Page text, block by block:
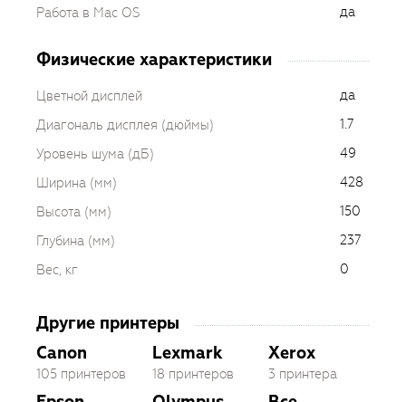
Работа в Mac OS
да
Физические характеристики
Цветной дисплей
да
Диагональ дисплея (дюймы)
1.7
Уровень шума (дБ)
49
Ширина (мм)
428
Высота (мм)
150
Глубина (мм)
237
Вес, кг
0
Другие принтеры
Canon
105 принтеров
Lexmark
18 принтеров
Xerox
3 принтера